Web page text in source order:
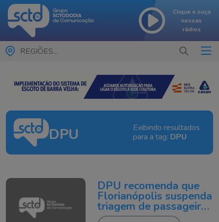
Clique e ouça
nossas
rádios
REGIÕES...
DPU
Exibindo resultados
para a tag: DPU
DPU recomenda que
Florianópolis suspenda
triagem de passageiros
na rodoviária